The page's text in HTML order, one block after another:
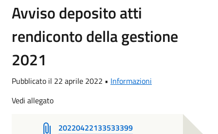
Avviso deposito atti
rendiconto della gestione
2021
Pubblicato il 22 aprile 2022 • Informazioni
Vedi allegato
20220422133533399